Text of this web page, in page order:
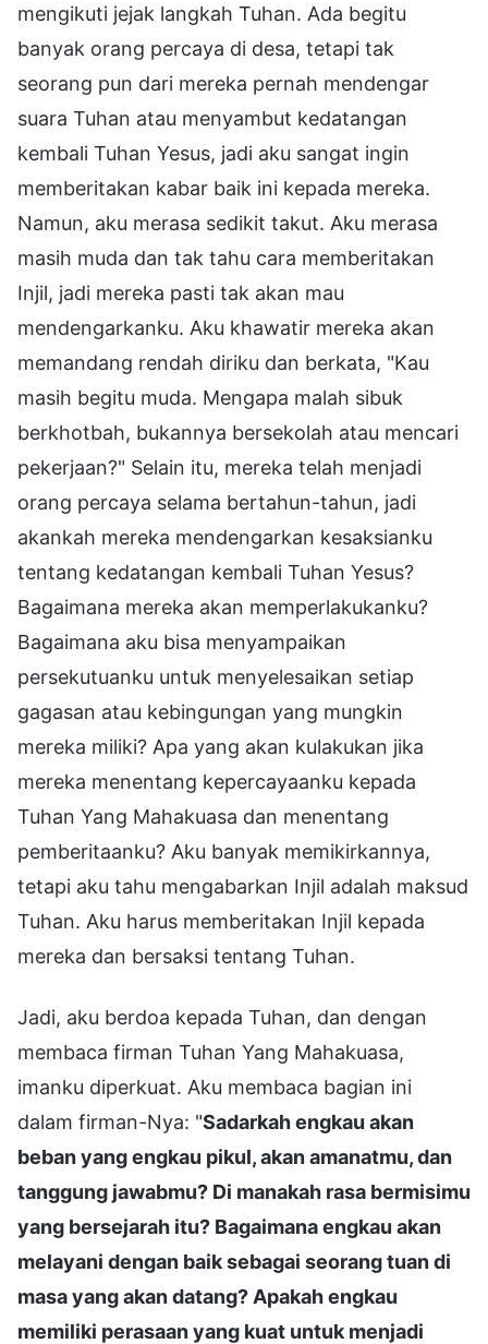
mengikuti jejak langkah Tuhan. Ada begitu
banyak orang percaya di desa, tetapi tak
seorang pun dari mereka pernah mendengar
suara Tuhan atau menyambut kedatangan
kembali Tuhan Yesus, jadi aku sangat ingin
memberitakan kabar baik ini kepada mereka.
Namun, aku merasa sedikit takut. Aku merasa
masih muda dan tak tahu cara memberitakan
Injil, jadi mereka pasti tak akan mau
mendengarkanku. Aku khawatir mereka akan
memandang rendah diriku dan berkata, "Kau
masih begitu muda. Mengapa malah sibuk
berkhotbah, bukannya bersekolah atau mencari
pekerjaan?" Selain itu, mereka telah menjadi
orang percaya selama bertahun-tahun, jadi
akankah mereka mendengarkan kesaksianku
tentang kedatangan kembali Tuhan Yesus?
Bagaimana mereka akan memperlakukanku?
Bagaimana aku bisa menyampaikan
persekutuanku untuk menyelesaikan setiap
gagasan atau kebingungan yang mungkin
mereka miliki? Apa yang akan kulakukan jika
mereka menentang kepercayaanku kepada
Tuhan Yang Mahakuasa dan menentang
pemberitaanku? Aku banyak memikirkannya,
tetapi aku tahu mengabarkan Injil adalah maksud
Tuhan. Aku harus memberitakan Injil kepada
mereka dan bersaksi tentang Tuhan.
Jadi, aku berdoa kepada Tuhan, dan dengan
membaca firman Tuhan Yang Mahakuasa,
imanku diperkuat. Aku membaca bagian ini
dalam firman-Nya: "Sadarkah engkau akan
beban yang engkau pikul, akan amanatmu, dan
tanggung jawabmu? Di manakah rasa bermisimu
yang bersejarah itu? Bagaimana engkau akan
melayani dengan baik sebagai seorang tuan di
masa yang akan datang? Apakah engkau
memiliki perasaan yang kuat untuk menjadi